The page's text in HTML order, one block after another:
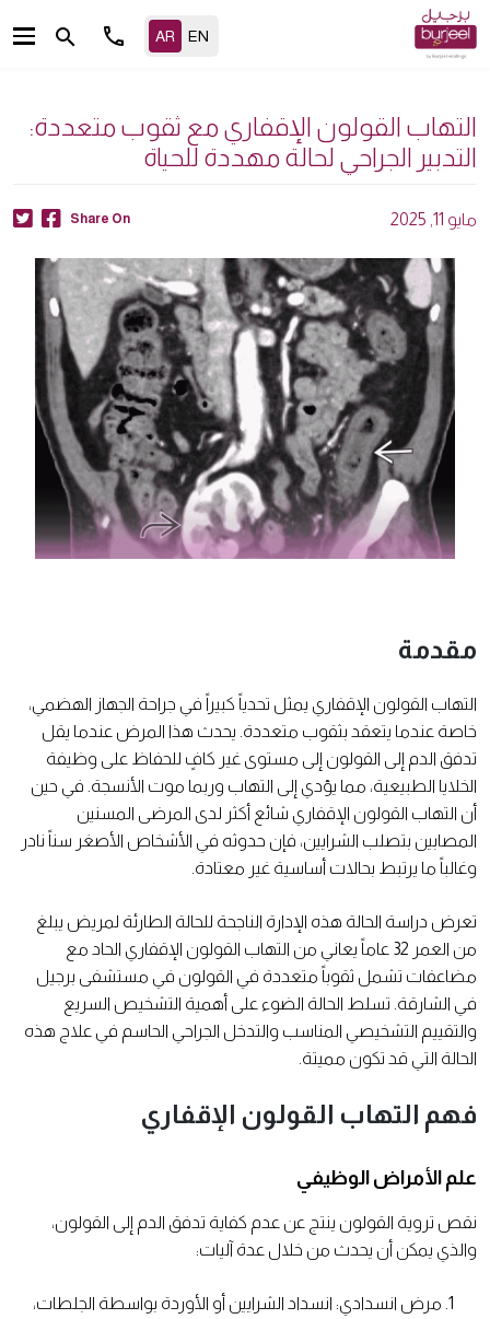
call
search
التهاب القولون الإقفاري مع ثقوب متعددة:
التدبير الجراحي لحالة مهددة للحياة
مايو 11, 2025 Share On
مقدمة
التهاب القولون الإقفاري يمثل تحدياً كبيراً في جراحة الجهاز الهضمي،
خاصة عندما يتعقد بثقوب متعددة. يحدث هذا المرض عندما يقل
تدفق الدم إلى القولون إلى مستوى غير كافٍ للحفاظ على وظيفة
الخلايا الطبيعية، مما يؤدي إلى التهاب وربما موت الأنسجة. في حين
أن التهاب القولون الإقفاري شائع أكثر لدى المرضى المسنين
المصابين بتصلب الشرايين، فإن حدوثه في الأشخاص الأصغر سناً نادر
وغالباً ما يرتبط بحالات أساسية غير معتادة.
تعرض دراسة الحالة هذه الإدارة الناجحة للحالة الطارئة لمريض يبلغ
من العمر 32 عاماً يعاني من التهاب القولون الإقفاري الحاد مع
مضاعفات تشمل ثقوباً متعددة في القولون في مستشفى برجيل
في الشارقة. تسلط الحالة الضوء على أهمية التشخيص السريع
والتقييم التشخيصي المناسب والتدخل الجراحي الحاسم في علاج هذه
الحالة التي قد تكون مميتة.
فهم التهاب القولون الإقفاري
علم الأمراض الوظيفي
نقص تروية القولون ينتج عن عدم كفاية تدفق الدم إلى القولون،
والذي يمكن أن يحدث من خلال عدة آليات:
مرض انسدادي: انسداد الشرايين أو الأوردة بواسطة الجلطات،